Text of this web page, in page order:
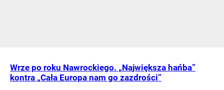
Wrze po roku Nawrockiego. „Największa hańba”
kontra „Cała Europa nam go zazdrości”